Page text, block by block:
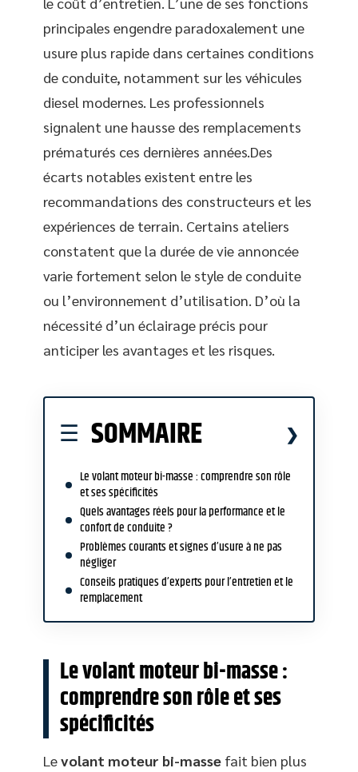
principales engendre paradoxalement une
usure plus rapide dans certaines conditions
de conduite, notamment sur les véhicules
diesel modernes. Les professionnels
signalent une hausse des remplacements
prématurés ces dernières années.Des
écarts notables existent entre les
recommandations des constructeurs et les
expériences de terrain. Certains ateliers
constatent que la durée de vie annoncée
varie fortement selon le style de conduite
ou l’environnement d’utilisation. D’où la
nécessité d’un éclairage précis pour
anticiper les avantages et les risques.
SOMMAIRE
Le volant moteur bi-masse : comprendre son rôle
et ses spécificités
Quels avantages réels pour la performance et le
confort de conduite ?
Problèmes courants et signes d’usure à ne pas
négliger
Conseils pratiques d’experts pour l’entretien et le
remplacement
Le volant moteur bi-masse :
comprendre son rôle et ses
spécificités
Levolant moteur bi-masse fait bien plus